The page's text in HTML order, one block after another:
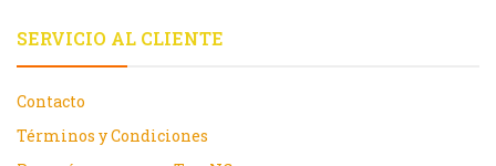
SERVICIO AL CLIENTE
Contacto
Términos y Condiciones